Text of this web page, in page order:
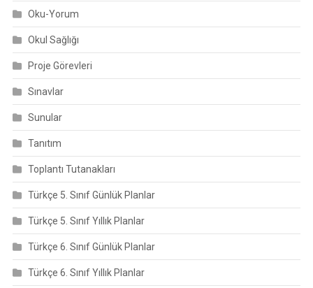
Oku-Yorum
Okul Sağlığı
Proje Görevleri
Sınavlar
Sunular
Tanıtım
Toplantı Tutanakları
Türkçe 5. Sınıf Günlük Planlar
Türkçe 5. Sınıf Yıllık Planlar
Türkçe 6. Sınıf Günlük Planlar
Türkçe 6. Sınıf Yıllık Planlar